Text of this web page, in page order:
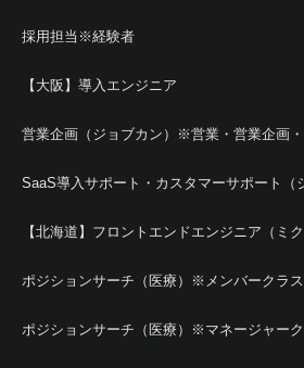
採用担当※経験者
【大阪】導入エンジニア
営業企画（ジョブカン）※営業・営業企画
SaaS導入サポート・カスタマーサポート（
【北海道】フロントエンドエンジニア（ミク
ポジションサーチ（医療）※メンバークラス
ポジションサーチ（医療）※マネージャー